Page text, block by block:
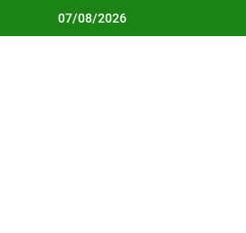
07/08/2026